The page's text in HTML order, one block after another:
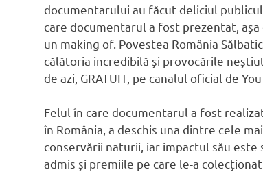
documentarului au făcut deliciul
care documentarul a fost prezentat,
un making of. Povestea România
călătoria incredibilă și provocările
de azi, GRATUIT, pe canalul oficial de
Felul în care documentarul a fost
în România, a deschis una dintre cele
conservării naturii, iar impactul său
admis și premiile pe care le-a